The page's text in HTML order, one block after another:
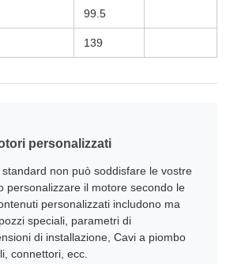
99.5
139
personalizzati
non può soddisfare le vostre
personalizzare il motore secondo le
personalizzati includono ma
speciali, parametri di
di installazione, Cavi a piombo
connettori, ecc.